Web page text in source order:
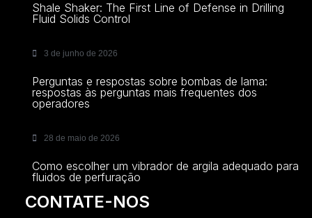
Shale Shaker: The First Line of Defense in Drilling
Fluid Solids Control
3 de junho de 2026
Perguntas e respostas sobre bombas de lama:
respostas às perguntas mais frequentes dos
operadores
28 de maio de 2026
Como escolher um vibrador de argila adequado para
fluidos de perfuração
CONTATE-NOS